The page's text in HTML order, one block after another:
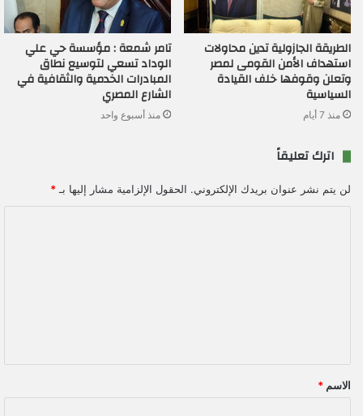
الطريقة الجازولية تدين محاولات
استهداف الأمن القومى لمصر
وتعلن وقوفها خلف القيادة
السياسية
منذ 7 أيام
تامر شمعة : مؤسسة حي علي
الوداد تسعي لتوسيع نطاق
المبادرات الخدمية والثقافية في
الشارع المصري
منذ أسبوع واحد
اترك تعليقاً
لن يتم نشر عنوان بريدك الإلكتروني. الحقول الإلزامية مشار إليها بـ *
ق
*
الاسم *